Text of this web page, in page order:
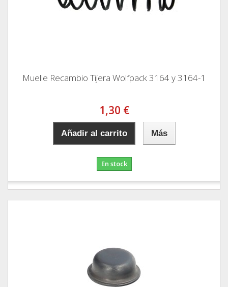
Muelle Recambio Tijera Wolfpack 3164 y 3164-1
1,30 €
Añadir al carrito Más
En stock